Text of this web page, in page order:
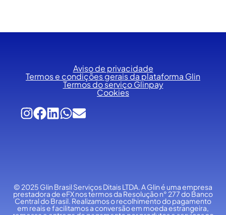
Aviso de privacidade
Termos e condições gerais da plataforma Glin
Termos do serviço Glinpay
Cookies
© 2025 Glin Brasil Serviços Ditais LTDA.A Glin é uma empresa
prestadora de eFX nos termos da Resolução n° 277 do Banco
Central do Brasil. Realizamos o recolhimento do pagamento
em reais e facilitamos a conversão em moeda estrangeira,